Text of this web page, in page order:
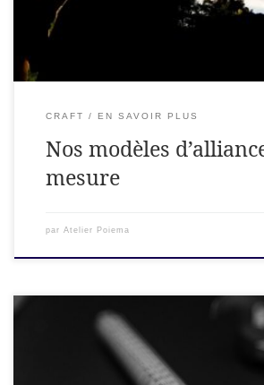
CRAFT EN SAVOIR PLUS
Nos modèles
mesure
par Atelier Poiema
Vous souhaitez commander mais vous